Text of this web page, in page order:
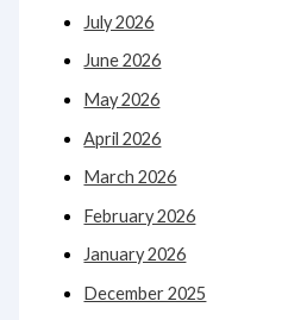
July 2026
June 2026
May 2026
April 2026
March 2026
February 2026
January 2026
December 2025